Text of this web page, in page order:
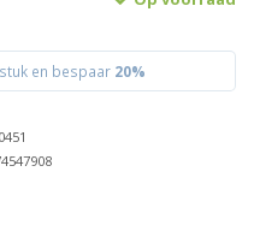
en bespaar 20%